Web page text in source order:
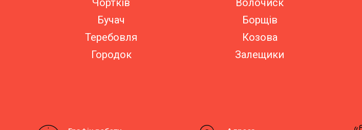
Чортків
Бучач
Теребовля
Городок
Волочиск
Борщів
Козова
Залещики